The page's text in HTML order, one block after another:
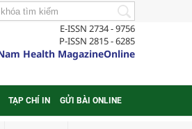
E-ISSN 2734 - 9756
P-ISSN 2815 - 6285
Health MagazineOnline
TẠP CHÍ IN GỬI BÀI ONLINE